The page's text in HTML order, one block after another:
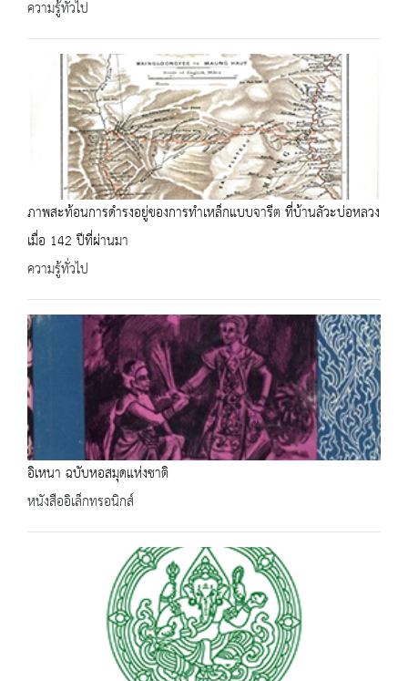
ความรู้ทั่วไป
ภาพสะท้อนการดำรงอยู่ของการทำเหล็กแบบจารีต ที่บ้านลัวะบ่อหลวง
เมื่อ 142 ปีที่ผ่านมา
ความรู้ทั่วไป
อิเหนา ฉบับหอสมุดแห่งชาติ
หนังสืออิเล็กทรอนิกส์